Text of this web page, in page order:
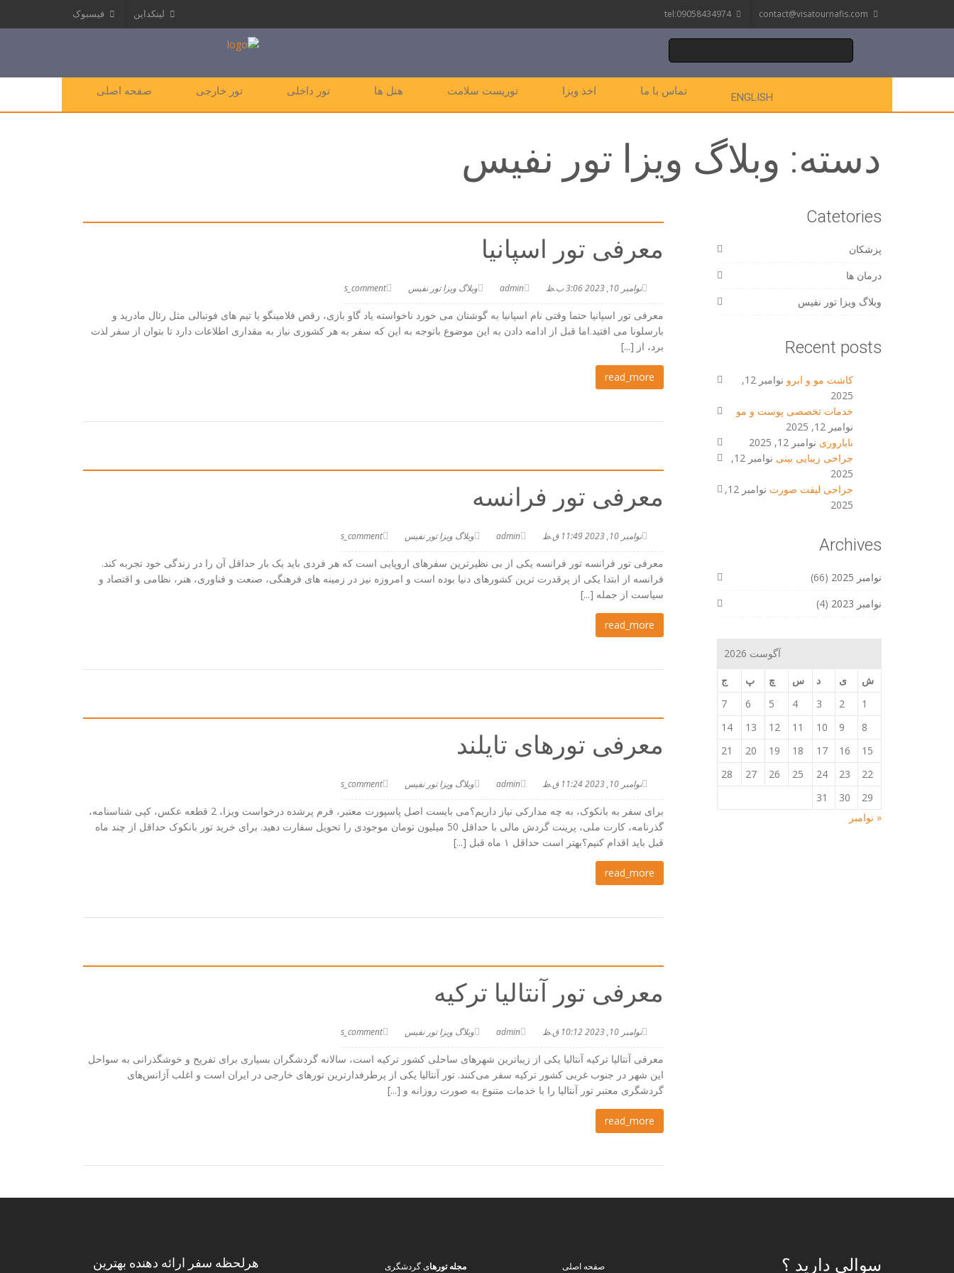
فیسبوک لینکداین tel:09058434974 contact@visatournafis.com
صفحه اصلی تور خارجی تور داخلی هتل ها توریست سلامت اخذ ویزا تماس با ما ENGLISH
دسته: وبلاگ ویزا تور نفیس
معرفی تور اسپانیا
نوامبر 10, 2023 3:06 ب.ظ admin وبلاگ ویزا تور نفیس s_comment
معرفی تور اسپانیا حتما وقتی نام اسپانیا به گوشتان می خورد ناخواسته یاد گاو بازی، رقص فلامینگو یا تیم های فوتبالی مثل رئال مادرید و
بارسلونا می افتید.اما قبل از ادامه دادن به این موضوع باتوجه به این که سفر به هر کشوری نیاز به مقداری اطلاعات دارد تا بتوان از سفر لذت
برد، از [...]
read_more
معرفی تور فرانسه
نوامبر 10, 2023 11:49 ق.ظ admin وبلاگ ویزا تور نفیس s_comment
معرفی تور فرانسه تور فرانسه یکی از بی نظیرترین سفرهای اروپایی است که هر فردی باید یک بار حداقل آن را در زندگی خود تجربه کند.
فرانسه از ابتدا یکی از پرقدرت ترین کشورهای دنیا بوده است و امروزه نیز در زمینه های فرهنگی، صنعت و فناوری، هنر، نظامی و اقتصاد و
سیاست از جمله [...]
read_more
معرفی تورهای تایلند
نوامبر 10, 2023 11:24 ق.ظ admin وبلاگ ویزا تور نفیس s_comment
برای سفر به بانکوک، به چه مدارکی نیاز داریم؟می بایست اصل پاسپورت معتبر، فرم پرشده درخواست ویزا، 2 قطعه عکس، کپی شناسنامه،
گذرنامه، کارت ملی، پرینت گردش مالی با حداقل 50 میلیون تومان موجودی را تحویل سفارت دهید. برای خرید تور بانکوک حداقل از چند ماه
قبل باید اقدام کنیم؟بهتر است حداقل ۱ ماه قبل [...]
read_more
معرفی تور آنتالیا ترکیه
نوامبر 10, 2023 10:12 ق.ظ admin وبلاگ ویزا تور نفیس s_comment
معرفی آنتالیا ترکیه آنتالیا یکی از زیباترین شهرهای ساحلی کشور ترکیه است، سالانه گردشگران بسیاری برای تفریح و خوشگذرانی به سواحل
این شهر در جنوب غربی کشور ترکیه سفر می‌کنند. تور آنتالیا یکی از پرطرفدارترین تورهای خارجی در ایران است و اغلب آژانس‌های
گردشگری معتبر تور آنتالیا را با خدمات متنوع به صورت روزانه و [...]
read_more
Catetories
پزشکان
درمان ها
وبلاگ ویزا تور نفیس
Recent posts
کاشت مو و ابرو
نوامبر 12,
2025
خدمات تخصصی پوست و مو
نوامبر 12, 2025
ناباروری نوامبر 12, 2025
جراحی زیبایی بینی
نوامبر 12,
2025
جراحی لیفت صورت
نوامبر 12,
2025
Archives
نوامبر 2025
(66)
نوامبر 2023
(4)
آگوست 2026
ش
ی د س چ پ
ج
1
2
3
4
5
6
7
8
9
10
11
12
13
14
15
16
17
18
19
20
21
22
23
24
25
26
27
28
29
30
31
« نوامبر
هرلحظه سفر ارائه دهنده بهترین
مجله تورهای گردشگری صفحه اصلی سوالی دارید ؟